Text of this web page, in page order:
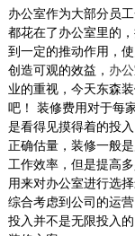
办公室作为大部分员
都花在了办公室里的
到一定的推动作用，
创造可观的效益， 办
业的重视，今天东森
吧！ 装修费用对于每
是看得见摸得着的投
正确估量，装修一般
工作效率，但是提高
用来对办公室进行选
综合考虑到公司的运
投入并不是无限投入